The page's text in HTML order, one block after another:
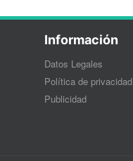
Información
Datos Legales
Política de privacidad
Publicidad